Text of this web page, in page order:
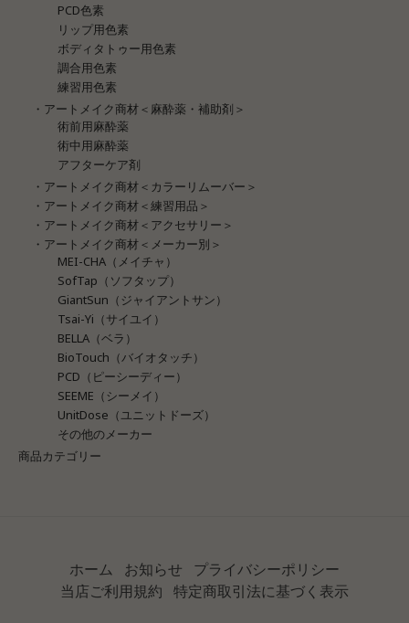
PCD色素
リップ用色素
ボディタトゥー用色素
調合用色素
練習用色素
・アートメイク商材＜麻酔薬・補助剤＞
術前用麻酔薬
術中用麻酔薬
アフターケア剤
・アートメイク商材＜カラーリムーバー＞
・アートメイク商材＜練習用品＞
・アートメイク商材＜アクセサリー＞
・アートメイク商材＜メーカー別＞
MEI-CHA（メイチャ）
SofTap（ソフタップ）
GiantSun（ジャイアントサン）
Tsai-Yi（サイユイ）
BELLA（ベラ）
BioTouch（バイオタッチ）
PCD（ピーシーディー）
SEEME（シーメイ）
UnitDose（ユニットドーズ）
その他のメーカー
商品カテゴリー
ホーム お知らせ
プライバシーポリシー
当店ご利用規約 特定商取引法に基づく表示